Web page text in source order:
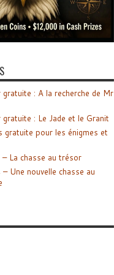
: A la recherche de Mr
: Le Jade et le Granit
gratuite pour les énigmes et
– La chasse au trésor
– Une nouvelle chasse au